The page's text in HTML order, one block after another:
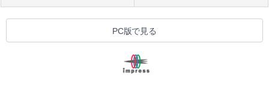
PC版で見る